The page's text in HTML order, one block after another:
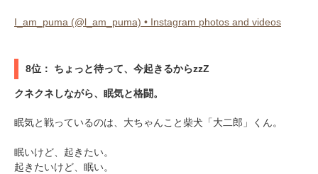
I_am_puma (@l_am_puma) • Instagram photos and videos
8位： ちょっと待って、今起きるからzzZ
クネクネしながら、眠気と格闘。
眠気と戦っているのは、大ちゃんこと柴犬「大二郎」くん。
眠いけど、起きたい。
起きたいけど、眠い。